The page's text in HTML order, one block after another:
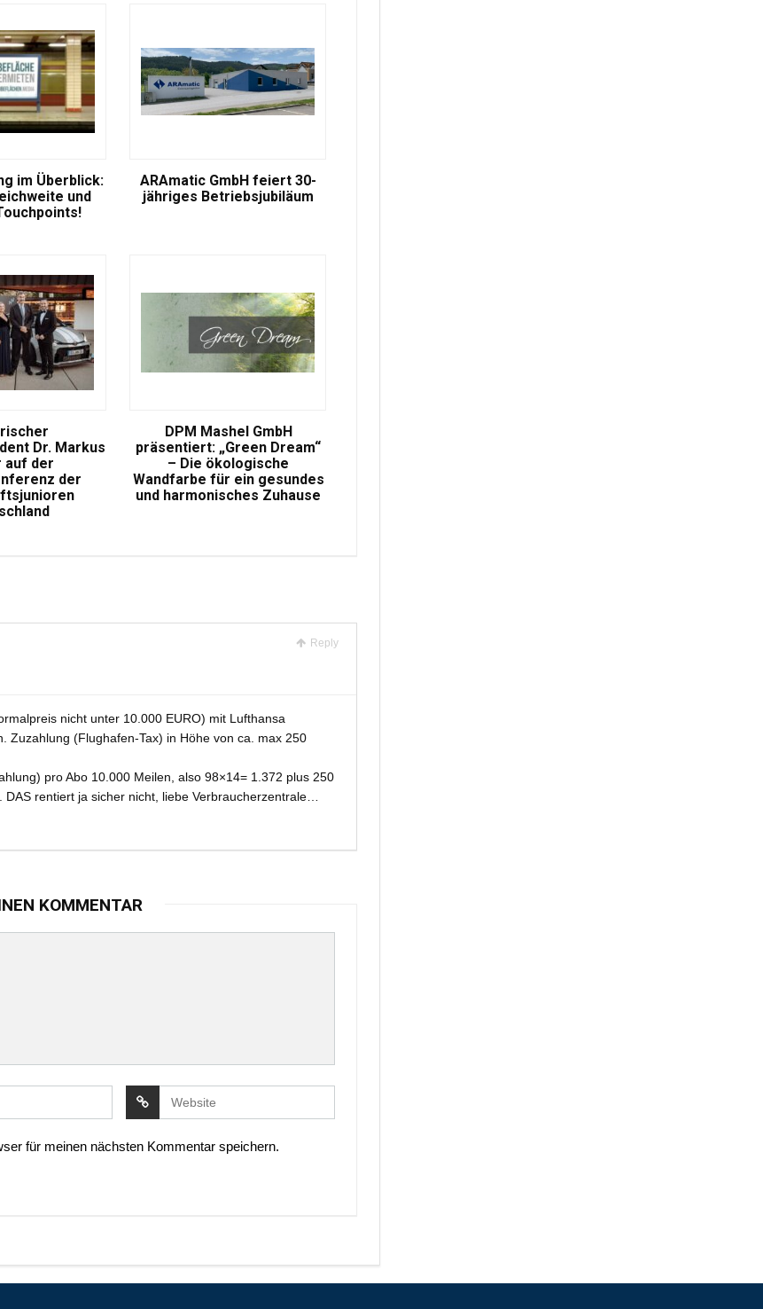
im Überblick:
und
ARAmatic GmbH feiert 30-
jähriges Betriebsjubiläum
Dr. Markus
auf der
der
DPM Mashel GmbH
präsentiert: „Green Dream“
– Die ökologische
Wandfarbe für ein gesundes
und harmonisches Zuhause
Reply
nicht unter 10.000 EURO) mit Lufthansa
Zuzahlung (Flughafen-Tax) in Höhe von ca. max 250
pro Abo 10.000 Meilen, also 98×14= 1.372 plus 250
rentiert ja sicher nicht, liebe Verbraucherzentrale…
KOMMENTAR
für meinen nächsten Kommentar speichern.